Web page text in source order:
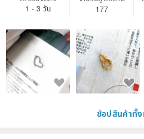
1 - 3 วัน
177
ช้อปสินค้าทั้